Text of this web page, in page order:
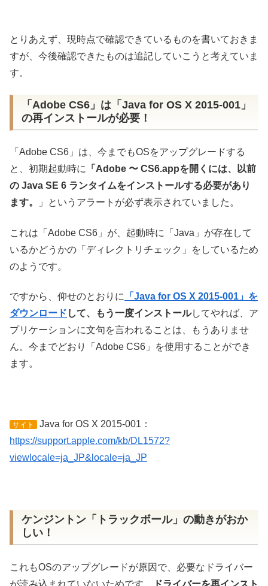
とりあえず、現時点で確認できているものを書いておきま
すが、今後確認できたものは追記していこうと考えていま
す。
「Adobe CS6」は「Java for OS X 2015-001」
の再インストールが必要！
「Adobe CS6」は、今までもOSをアップグレードする
と、初期起動時に
「Adobe 〜 CS6.appを開くには、以前
の Java SE 6 ランタイムをインストールする必要があり
ます。
」というアラートが必ず表示されていました。
これは「Adobe CS6」が、起動時に「Java」が存在して
いるかどうかの「ディレクトリチェック」をしているため
のようです。
ですから、仰せのとおりに
「Java for OS X 2015-001」を
ダウンロード して、もう一度インストールしてやれば、ア
プリケーションに文句を言われることは、もうありませ
ん。今までどおり「Adobe CS6」を使用することができ
ます。
サイト
Java for OS X 2015-001：
https://support.apple.com/kb/DL1572?
viewlocale=ja_JP&locale=ja_JP
ケンジントン「トラックボール」の動きがおか
しい！
これもOSのアップグレードが原因で、必要なドライバー
が読み込まれていないためです。
ドライバーを再インスト